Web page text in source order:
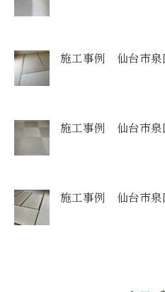
施工事例 仙台市
施工事例 仙台市泉
施工事例 仙台市泉